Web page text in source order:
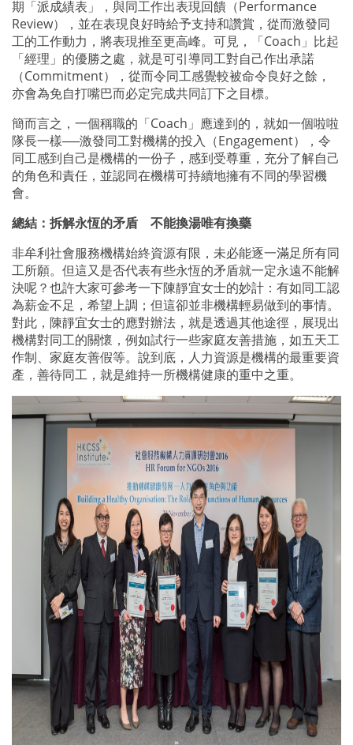
期「派成績表」，與同工作出表現回饋（Performance
Review），並在表現良好時給予支持和讚賞，從而激發同
工的工作動力，將表現推至更高峰。可見，「Coach」比起
「經理」的優勝之處，就是可引導同工對自己作出承諾
（Commitment），從而令同工感覺較被命令良好之餘，
亦會為免自打嘴巴而必定完成共同訂下之目標。
簡而言之，一個稱職的「Coach」應達到的，就如一個啦啦
隊長一樣──激發同工對機構的投入（Engagement），令
同工感到自己是機構的一份子，感到受尊重，充分了解自己
的角色和責任，並認同在機構可持續地擁有不同的學習機
會。
總結：拆解永恆的矛盾 不能換湯唯有換藥
非牟利社會服務機構始終資源有限，未必能逐一滿足所有同
工所願。但這又是否代表有些永恆的矛盾就一定永遠不能解
決呢？也許大家可參考一下陳靜宜女士的妙計：有如同工認
為薪金不足，希望上調；但這卻並非機構輕易做到的事情。
對此，陳靜宜女士的應對辦法，就是透過其他途徑，展現出
機構對同工的關懷，例如試行一些家庭友善措施，如五天工
作制、家庭友善假等。說到底，人力資源是機構的最重要資
產，善待同工，就是維持一所機構健康的重中之重。